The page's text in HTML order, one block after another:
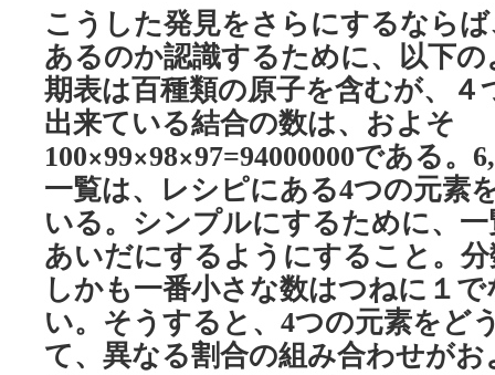
こうした発見をさらにするなら
あるのか認識するために、以下
期表は百種類の原子を含むが、
出来ている結合の数は、およそ
100×99×98×97=94000000である。
一覧は、レシピにある4つの元素
いる。シンプルにするために、
あいだにするようにすること。
しかも一番小さな数はつねに１
い。そうすると、 4つの元素をど
て、異なる割合の組み合わせがお